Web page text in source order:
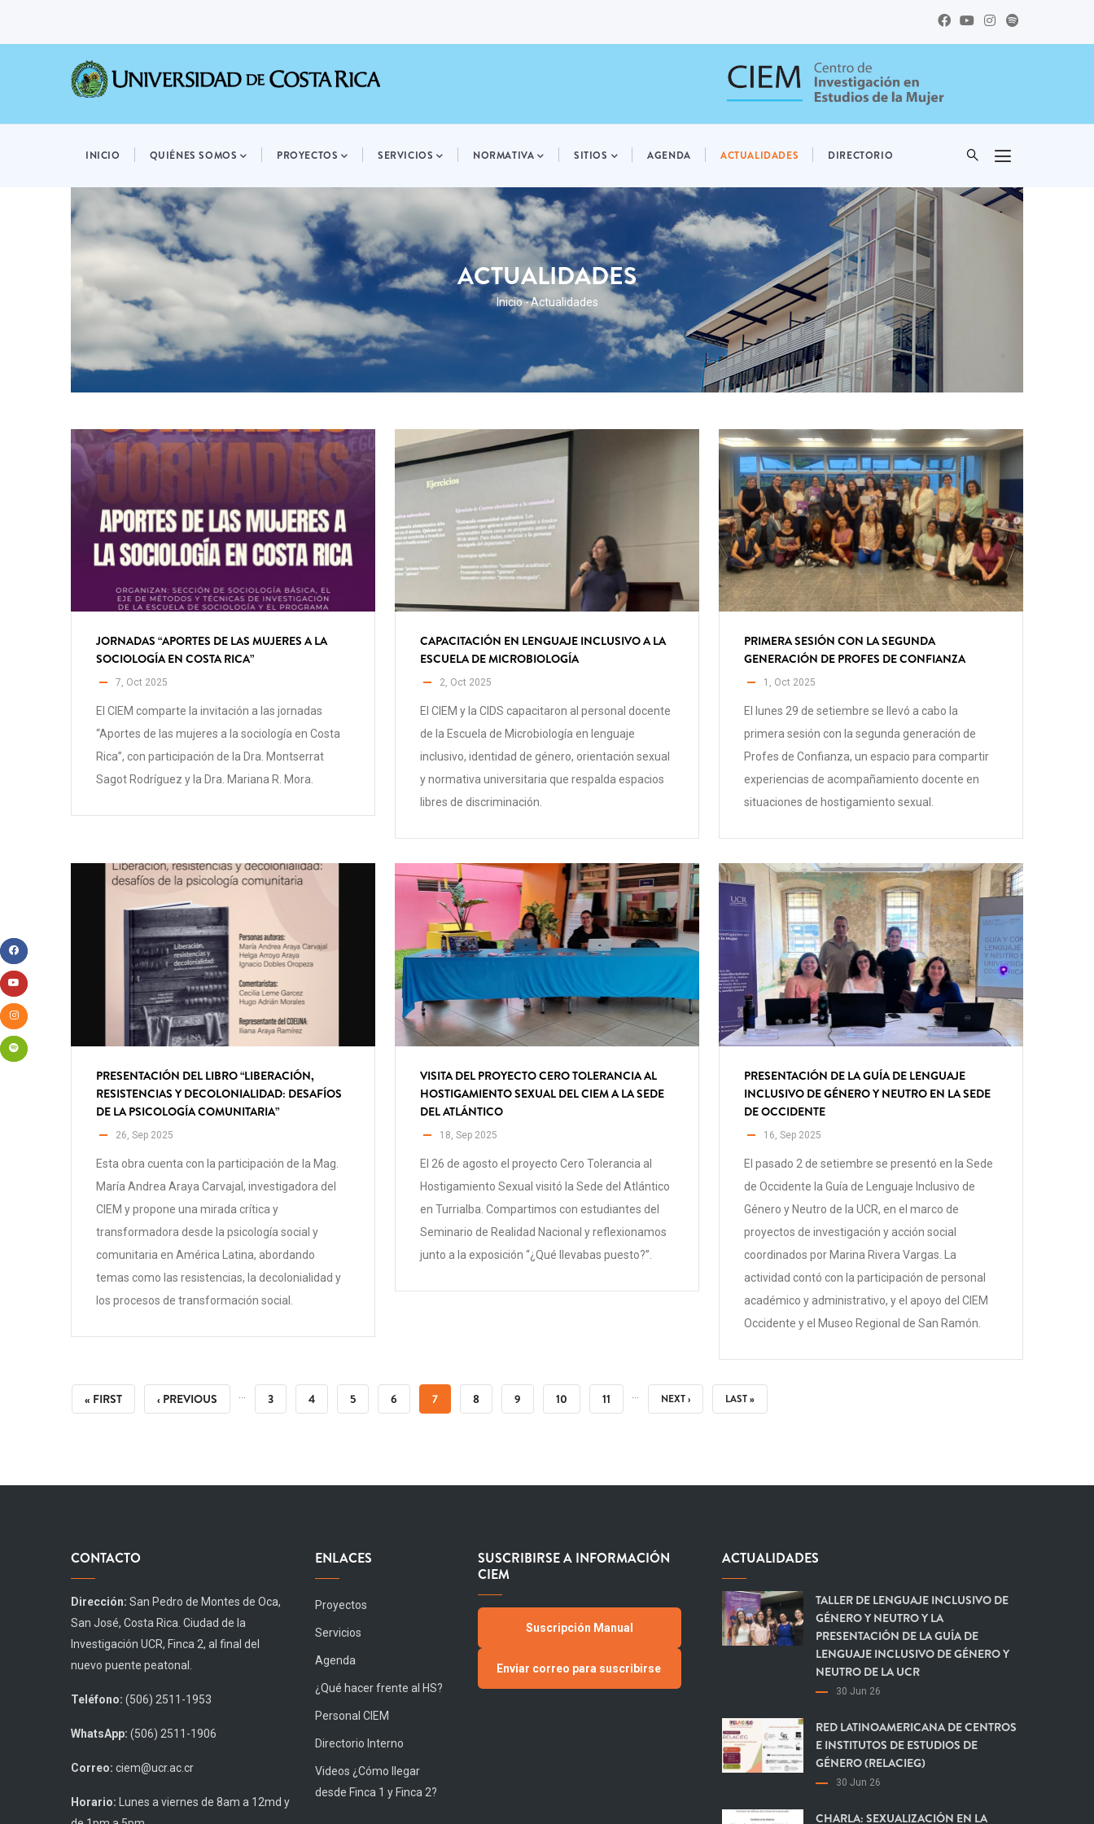
NAVIGATION
INICIO QUIÉNES SOMOS PROYECTOS SERVICIOS NORMATIVA SITIOS AGENDA ACTUALIDADES DIRECTORIO
ACTUALIDADES
RUTA
DE
NAVEGACIÓN
Inicio-Actualidades
JORNADAS “APORTES DE LAS MUJERES A LA
SOCIOLOGÍA EN COSTA RICA”
7, Oct 2025
El CIEM comparte la invitación a las jornadas
“Aportes de las mujeres a la sociología en Costa
Rica”, con participación de la Dra. Montserrat
Sagot Rodríguez y la Dra. Mariana R. Mora.
CAPACITACIÓN EN LENGUAJE INCLUSIVO A LA
ESCUELA DE MICROBIOLOGÍA
2, Oct 2025
El CIEM y la CIDS capacitaron al personal docente
de la Escuela de Microbiología en lenguaje
inclusivo, identidad de género, orientación sexual
y normativa universitaria que respalda espacios
libres de discriminación.
PRIMERA SESIÓN CON LA SEGUNDA
GENERACIÓN DE PROFES DE CONFIANZA
1, Oct 2025
El lunes 29 de setiembre se llevó a cabo la
primera sesión con la segunda generación de
Profes de Confianza, un espacio para compartir
experiencias de acompañamiento docente en
situaciones de hostigamiento sexual.
PRESENTACIÓN DEL LIBRO “LIBERACIÓN,
RESISTENCIAS Y DECOLONIALIDAD: DESAFÍOS
DE LA PSICOLOGÍA COMUNITARIA”
26, Sep 2025
Esta obra cuenta con la participación de la Mag.
María Andrea Araya Carvajal, investigadora del
CIEM y propone una mirada crítica y
transformadora desde la psicología social y
comunitaria en América Latina, abordando
temas como las resistencias, la decolonialidad y
los procesos de transformación social.
VISITA DEL PROYECTO CERO TOLERANCIA AL
HOSTIGAMIENTO SEXUAL DEL CIEM A LA SEDE
DEL ATLÁNTICO
18, Sep 2025
El 26 de agosto el proyecto Cero Tolerancia al
Hostigamiento Sexual visitó la Sede del Atlántico
en Turrialba. Compartimos con estudiantes del
Seminario de Realidad Nacional y reflexionamos
junto a la exposición “¿Qué llevabas puesto?”.
PRESENTACIÓN DE LA GUÍA DE LENGUAJE
INCLUSIVO DE GÉNERO Y NEUTRO EN LA SEDE
DE OCCIDENTE
16, Sep 2025
El pasado 2 de setiembre se presentó en la Sede
de Occidente la Guía de Lenguaje Inclusivo de
Género y Neutro de la UCR, en el marco de
proyectos de investigación y acción social
coordinados por Marina Rivera Vargas. La
actividad contó con la participación de personal
académico y administrativo, y el apoyo del CIEM
Occidente y el Museo Regional de San Ramón.
PAGINACIÓN
PRIMERA
« FIRST
PÁGINA
‹ PREVIOUS PÁGINA
3 PÁGINA
4 PÁGINA
5 PÁGINA
6
PÁGINA
7 PÁGINA
8 PÁGINA
9 PÁGINA
10 PÁGINA
11
SIGUIENTE
NEXT ›
ÚLTIMA
LAST »
CONTACTO
Dirección: San Pedro de Montes de Oca,
San José, Costa Rica. Ciudad de la
Investigación UCR, Finca 2, al final del
nuevo puente peatonal.
Teléfono: (506) 2511-1953
WhatsApp: (506) 2511-1906
Correo: ciem@ucr.ac.cr
Horario: Lunes a viernes de 8am a 12md y
ENLACES
Proyectos
Servicios
Agenda
¿Qué hacer frente al HS?
Personal CIEM
Directorio Interno
Videos ¿Cómo llegar
desde Finca 1 y Finca 2?
SUSCRIBIRSE A INFORMACIÓN
CIEM
Suscripción Manual
Enviar correo para suscribirse
ACTUALIDADES
TALLER DE LENGUAJE INCLUSIVO DE
GÉNERO Y NEUTRO Y LA
PRESENTACIÓN DE LA GUÍA DE
LENGUAJE INCLUSIVO DE GÉNERO Y
NEUTRO DE LA UCR
30 Jun 26
RED LATINOAMERICANA DE CENTROS
E INSTITUTOS DE ESTUDIOS DE
GÉNERO (RELACIEG)
30 Jun 26
CHARLA: SEXUALIZACIÓN EN LA